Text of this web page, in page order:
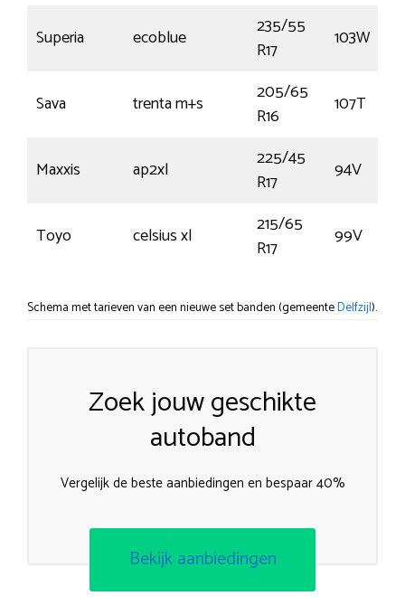
Superia ecoblue
235/55
R17
103W
Sava trenta m+s
205/65
R16
107T
Maxxis ap2xl
225/45
R17
94V
Toyo celsius xl
215/65
R17
99V
Schema met tarieven van een nieuwe set banden (gemeenteDelfzijl).
Zoek jouw geschikte
autoband
Vergelijk de beste aanbiedingen en bespaar 40%
Bekijk aanbiedingen